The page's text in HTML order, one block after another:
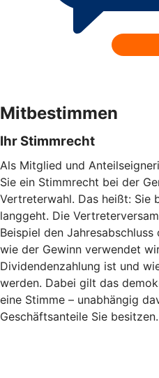
Mitbestimmen
Ihr Stimmrecht
Als Mitglied und
Sie ein Stimmrecht bei der
Vertreterwahl. Das heißt: Sie
langgeht. Die
Beispiel den
wie der Gewinn verwendet
Dividendenzahlung ist und
werden. Dabei gilt das
eine Stimme – unabhängig
Geschäftsanteile Sie besitzen.